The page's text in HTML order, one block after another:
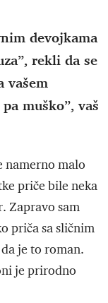
devojkama
rekli da se
vašem
muško”, vaš
namerno malo
priče bile neka
Zapravo sam
priča sa sličnim
je to roman.
je prirodno